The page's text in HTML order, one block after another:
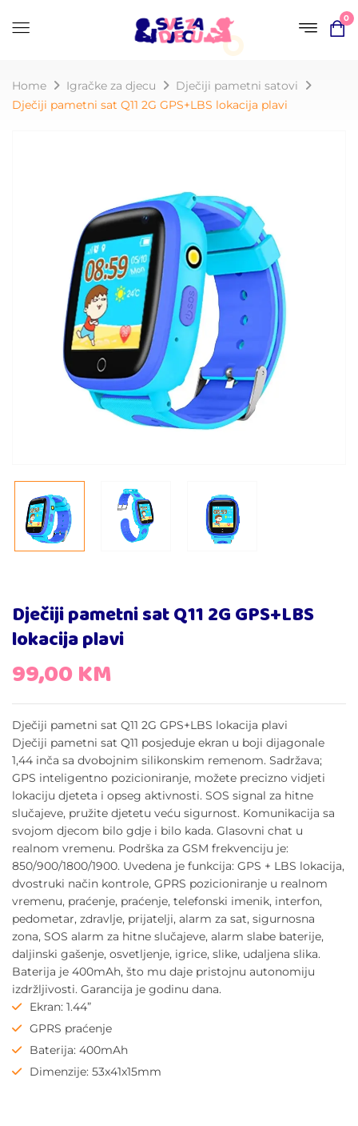
0
Home Igračke za djecu
Dječiji pametni satovi
Dječiji pametni sat Q11 2G GPS+LBS lokacija plavi
Dječiji pametni sat Q11 2G GPS+LBS
lokacija plavi
99,00KM
Dječiji pametni sat Q11 2G GPS+LBS lokacija plavi
Dječiji pametni sat Q11 posjeduje ekran u boji dijagonale
1,44 inča sa dvobojnim silikonskim remenom. Sadržava;
GPS inteligentno pozicioniranje, možete precizno vidjeti
lokaciju djeteta i opseg aktivnosti. SOS signal za hitne
slučajeve, pružite djetetu veću sigurnost. Komunikacija sa
svojom djecom bilo gdje i bilo kada. Glasovni chat u
realnom vremenu. Podrška za GSM frekvenciju je:
850/900/1800/1900. Uvedena je funkcija: GPS + LBS lokacija,
dvostruki način kontrole, GPRS pozicioniranje u realnom
vremenu, praćenje, praćenje, telefonski imenik, interfon,
pedometar, zdravlje, prijatelji, alarm za sat, sigurnosna
zona, SOS alarm za hitne slučajeve, alarm slabe baterije,
daljinski gašenje, osvetljenje, igrice, slike, udaljena slika.
Baterija je 400mAh, što mu daje pristojnu autonomiju
izdržljivosti. Garancija je godinu dana.
Ekran: 1.44”
GPRS praćenje
Baterija: 400mAh
Dimenzije: 53x41x15mm